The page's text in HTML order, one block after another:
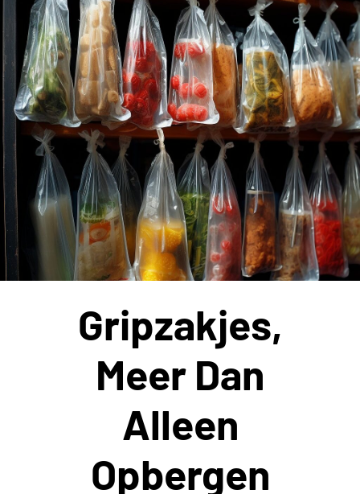
van
goed
functionerende
liften
Gripzakjes,
Meer Dan
Alleen
Opbergen